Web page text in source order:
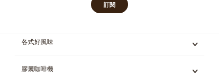
訂閱
各式好風味
膠囊咖啡機